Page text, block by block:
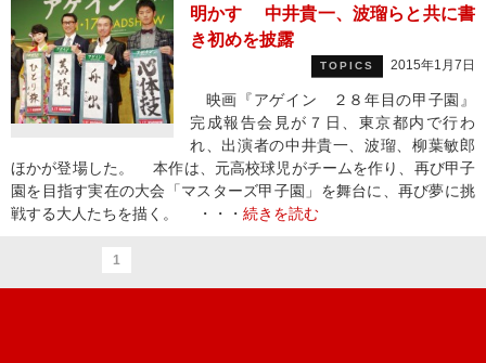
明かす 中井貴一、波瑠らと共に書
き初めを披露
TOPICS 2015年1月7日
映画『アゲイン ２８年目の甲子園』
完成報告会見が７日、東京都内で行わ
れ、出演者の中井貴一、波瑠、柳葉敏郎
ほかが登場した。 本作は、元高校球児がチームを作り、再び甲子
園を目指す実在の大会「マスターズ甲子園」を舞台に、再び夢に挑
戦する大人たちを描く。 ・・・ 続きを読む
1